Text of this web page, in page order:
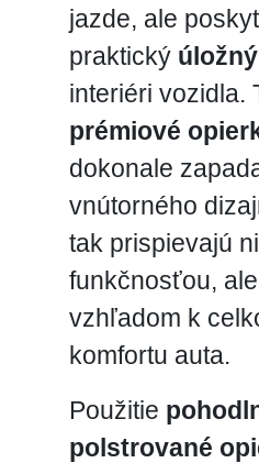
jazde, ale
praktický
interiéri vozidla.
prémiové
dokonale
vnútorného
tak prispievajú
funkčnosťou,
vzhľadom k
komfortu auta.
Použitie
polstrované